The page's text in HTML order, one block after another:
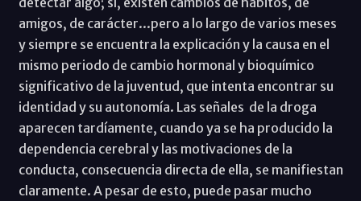
amigos, de carácter...pero a lo largo de varios meses
y siempre se encuentra la explicación y la causa en el
mismo periodo de cambio hormonal y bioquímico
significativo de la juventud, que intenta encontrar su
identidad y su autonomía. Las señales de la droga
aparecen tardíamente, cuando ya se ha producido la
dependencia cerebral y las motivaciones de la
conducta, consecuencia directa de ella, se manifiestan
claramente. A pesar de esto, puede pasar mucho